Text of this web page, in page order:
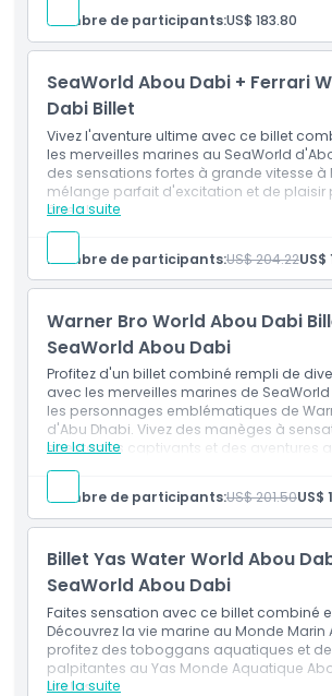
Ce billet donne droit à l'admission
4 parcs, c'est-à-dire Ferrari World, Yas
Warner Bros. World & SeaWorld Abou
l'utiliser sur 4 jours consécutifs ou
calendaires suivant votre première
Nombre de participants:US$ 183.80
SeaWorld Abou Dabi + Ferrari
Dabi Billet
Vivez l'aventure ultime avec ce billet
les merveilles marines au SeaWorld
des sensations fortes à grande vitesse à
mélange parfait d'excitation et de plaisir
âges !
Lire la suite
Inclus
Entrée unique pour Ferrari World
SeaWorld d'Abou Dabi.
Accès illimité à tous les manèges,
Nombre de participants:US$ 204.22US$
Warner Bro World Abou Dabi
SeaWorld Abou Dabi
Profitez d'un billet combiné rempli de
avec les merveilles marines de
les personnages emblématiques de
d'Abu Dhabi. Vivez des manèges à
spectacles captivants et des aventures
parfait pour les visiteurs de tous âges.
Lire la suite
Entrée simple pour Warner Bros.
SeaWorld d'Abu Dhabi.
attractions.
Nombre de participants:US$ 201.50US$
Billet Yas Water World Abou
SeaWorld Abou Dabi
Faites sensation avec ce billet combiné
Découvrez la vie marine au Monde Marin
profitez des toboggans aquatiques et
palpitantes au Yas Monde Aquatique
Lire la suite
Inclus